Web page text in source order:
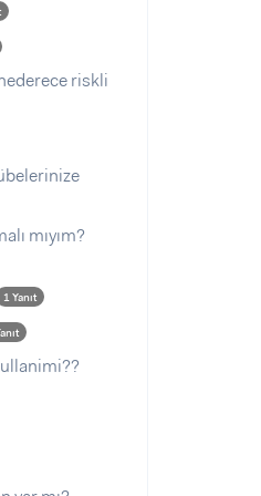
riskli
mıyım?
1 Yanıt